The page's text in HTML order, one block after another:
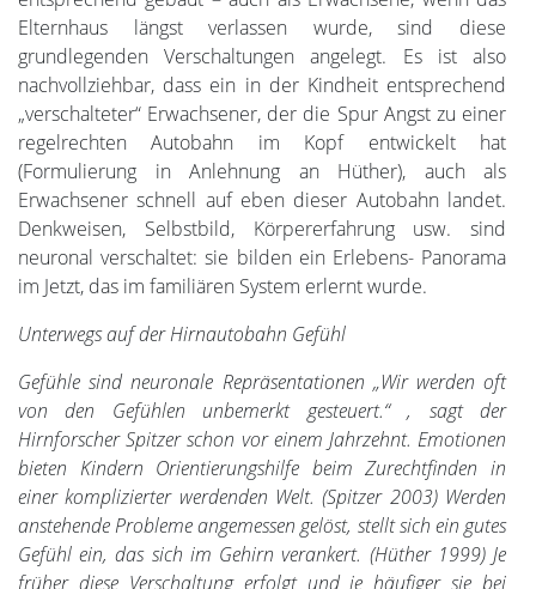
Elternhaus längst verlassen wurde, sind diese
grundlegenden Verschaltungen angelegt. Es ist also
nachvollziehbar, dass ein in der Kindheit entsprechend
„verschalteter“ Erwachsener, der die Spur Angst zu einer
regelrechten Autobahn im Kopf entwickelt hat
(Formulierung in Anlehnung an Hüther), auch als
Erwachsener schnell auf eben dieser Autobahn landet.
Denkweisen, Selbstbild, Körpererfahrung usw. sind
neuronal verschaltet: sie bilden ein Erlebens- Panorama
im Jetzt, das im familiären System erlernt wurde.
Unterwegs auf der Hirnautobahn Gefühl
Gefühle sind neuronale Repräsentationen „Wir werden oft
von den Gefühlen unbemerkt gesteuert.“ , sagt der
Hirnforscher Spitzer schon vor einem Jahrzehnt. Emotionen
bieten Kindern Orientierungshilfe beim Zurechtfinden in
einer komplizierter werdenden Welt. (Spitzer 2003) Werden
anstehende Probleme angemessen gelöst, stellt sich ein gutes
Gefühl ein, das sich im Gehirn verankert. (Hüther 1999) Je
früher diese Verschaltung erfolgt und je häufiger sie bei